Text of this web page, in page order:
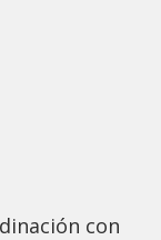
con